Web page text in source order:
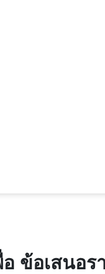
ข้อเสนอร